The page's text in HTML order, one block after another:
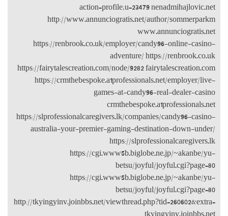
https://
https://
https://
https://
http://